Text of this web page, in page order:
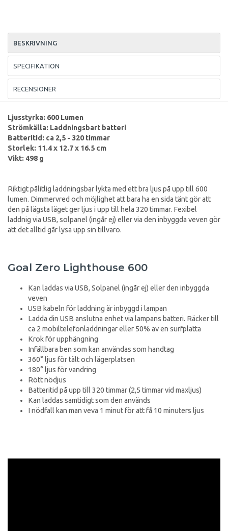
BESKRIVNING
SPECIFIKATION
RECENSIONER
Ljusstyrka: 600 Lumen
Strömkälla: Laddningsbart batteri
Batteritid: ca 2,5 - 320 timmar
Storlek: 11.4 x 12.7 x 16.5 cm
Vikt: 498 g
Riktigt pålitlig laddningsbar lykta med ett bra ljus på upp till 600
lumen. Dimmervred och möjlighet att bara ha en sida tänt gör att
den på lägsta läget ger ljus i upp till hela 320 timmar. Fexibel
laddnig via USB, solpanel (ingår ej) eller via den inbyggda veven gör
att det alltid går lysa upp sin tillvaro.
Goal Zero Lighthouse 600
Kan laddas via USB, Solpanel (ingår ej) eller den inbyggda
veven
USB kabeln för laddning är inbyggd i lampan
Ladda din USB anslutna enhet via lampans batteri. Räcker till
ca 2 mobiltelefonladdningar eller 50% av en surfplatta
Krok för upphängning
Infällbara ben som kan användas som handtag
360° ljus för tält och lägerplatsen
180° ljus för vandring
Rött nödjus
Batteritid på upp till 320 timmar (2,5 timmar vid maxljus)
Kan laddas samtidigt som den används
I nödfall kan man veva 1 minut för att få 10 minuters ljus